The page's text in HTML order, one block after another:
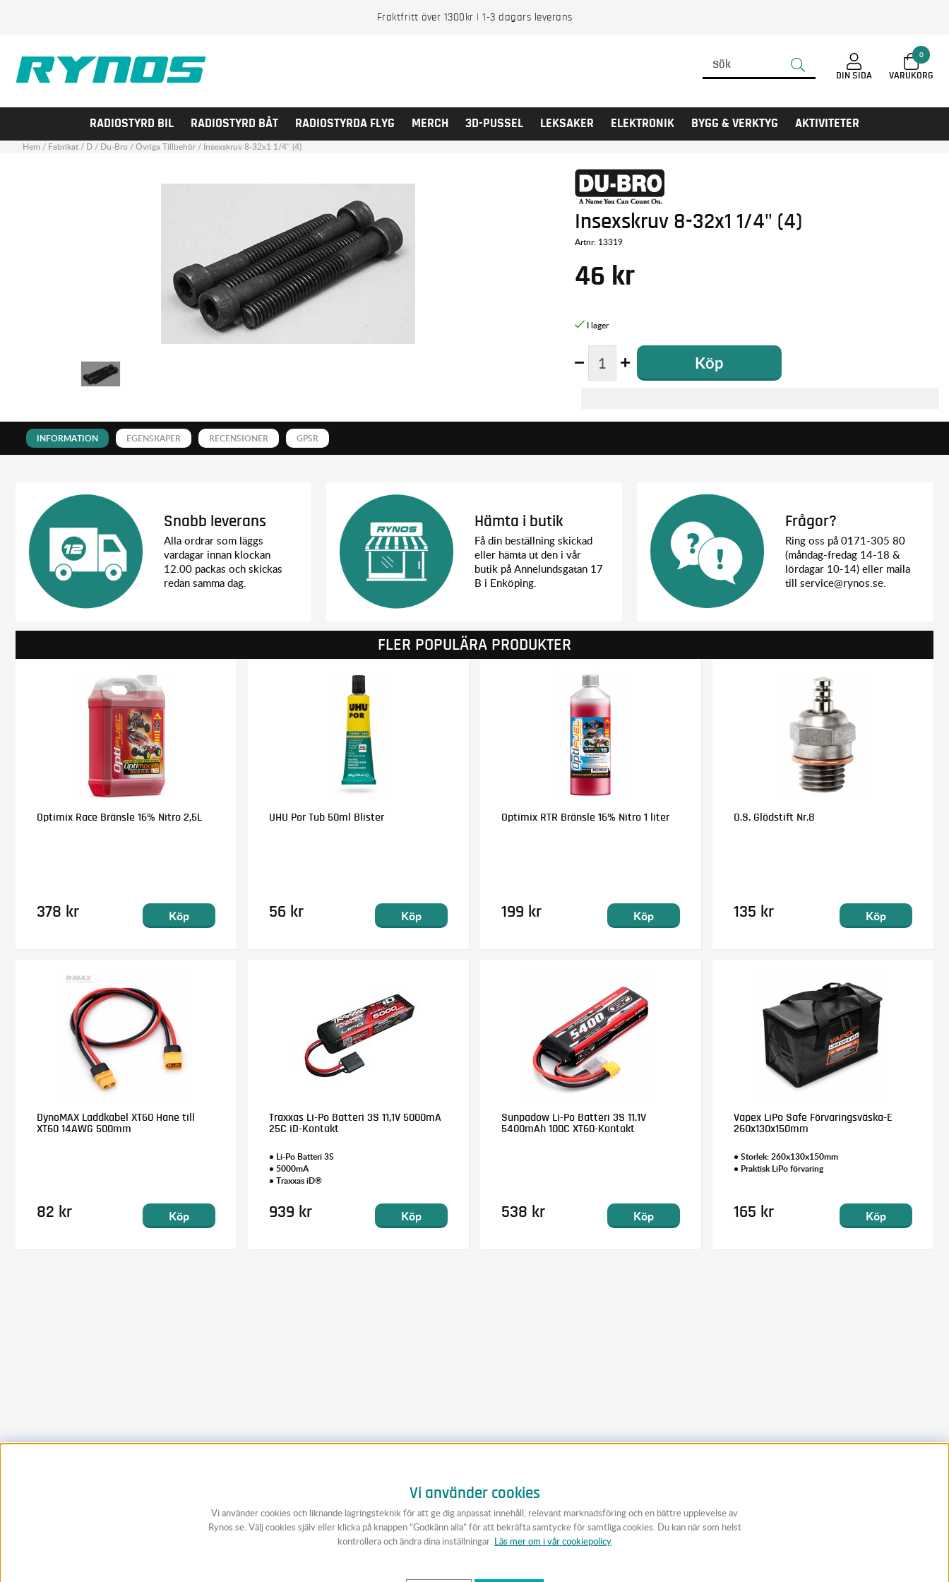
Fraktfritt över 1300kr | 1-3 dagars leverans
0
DIN SIDA
RADIOSTYRD BIL RADIOSTYRD BÅT RADIOSTYRDA FLYG MERCH 3D-PUSSEL LEKSAKER ELEKTRONIK BYGG & VERKTYG AKTIVITETER
Hem / Fabrikat/ D/ Du-Bro/Övriga Tillbehör/ Insexskruv 8-32x1 1/4" (4)
Insexskruv 8-32x1 1/4" (4)
Artnr: 13319
46 kr
Köp
INFORMATION EGENSKAPER RECENSIONER GPSR
Snabb leverans
Alla ordrar som läggs
vardagar innan klockan
12.00 packas och skickas
redan samma dag.
Hämta i butik
Få din beställning skickad
eller hämta ut den i vår
butik på Annelundsgatan 17
B i Enköping.
Frågor?
Ring oss på 0171-305 80
(måndag-fredag 14-18 &
lördagar 10-14) eller maila
till service@rynos.se.
FLER POPULÄRA PRODUKTER
Optimix Race Bränsle 16% Nitro 2,5L
378 kr Köp
UHU Por Tub 50ml Blister
56 kr Köp
Optimix RTR Bränsle 16% Nitro 1 liter
199 kr Köp
O.S. Glödstift Nr.8
135 kr Köp
DynoMAX Laddkabel XT60 Hane till
XT60 14AWG 500mm
82 kr Köp
Traxxas Li-Po Batteri 3S 11,1V 5000mA
25C iD-Kontakt
• Li-Po Batteri 3S
• 5000mA
• Traxxas iD®
939 kr Köp
Sunpadow Li-Po Batteri 3S 11.1V
5400mAh 100C XT60-Kontakt
538 kr Köp
Vapex LiPo Safe Förvaringsväska-E
260x130x150mm
• Storlek: 260x130x150mm
• Praktisk LiPo förvaring
165 kr Köp
Vi använder cookies
Vi använder cookies och liknande lagringsteknik för att ge dig anpassat innehåll, relevant marknadsföring och en bättre upplevelse av
Rynos.se. Välj cookies själv eller klicka på knappen “Godkänn alla” för att bekräfta samtycke för samtliga cookies. Du kan när som helst
kontrollera och ändra dina inställningar. Läs mer om i vår cookiepolicy